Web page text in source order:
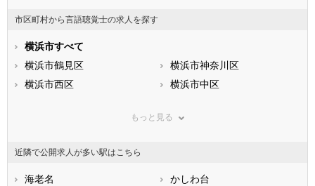
石川県
福井県
静岡県
滋賀県
大阪府
兵庫県
和歌山県
山口県
福岡県
佐賀県
熊本県
市区町村から言語聴覚士の求人を探す
横浜市すべて
横浜市鶴見区
横浜市神奈川区
横浜市西区
横浜市中区
横浜市金沢区
横浜市港南区
横浜市緑区
横浜市瀬谷区
もっと見る
近隣で公開求人が多い駅はこちら
海老名
かしわ台